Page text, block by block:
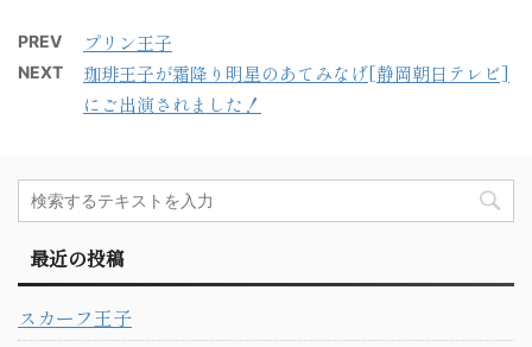
PREV プリン王子
NEXT
珈琲王子が霜降り明星のあてみなげ[静岡朝日テレビ]
にご出演されました！
最近の投稿
スカーフ王子